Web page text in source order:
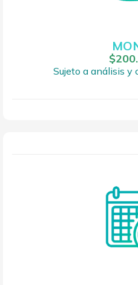
Sujeto a análisis y